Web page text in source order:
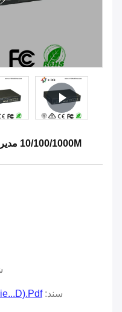
10/100/1000M مدیریت شده 2FX + 4TX فايبر سوئيچ
سند: